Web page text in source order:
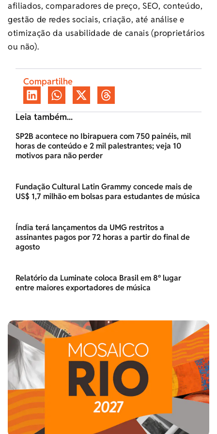
afiliados, comparadores de preço, SEO, conteúdo,
gestão de redes sociais, criação, até análise e
otimização da usabilidade de canais (proprietários
ou não).
Compartilhe
Leia também...
SP2B acontece no Ibirapuera com 750 painéis, mil
horas de conteúdo e 2 mil palestrantes; veja 10
motivos para não perder
Fundação Cultural Latin Grammy concede mais de
US$ 1,7 milhão em bolsas para estudantes de música
Índia terá lançamentos da UMG restritos a
assinantes pagos por 72 horas a partir do final de
agosto
Relatório da Luminate coloca Brasil em 8º lugar
entre maiores exportadores de música